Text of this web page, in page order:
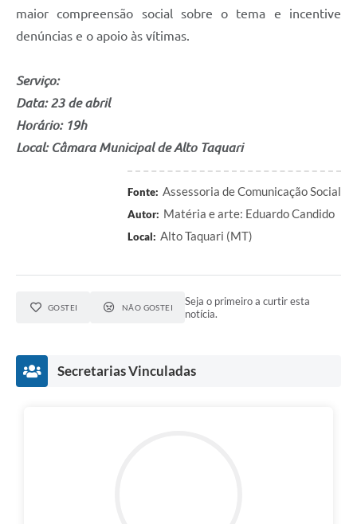
maior compreensão social sobre o tema e incentive
denúncias e o apoio às vítimas.
Serviço:
Data: 23 de abril
Horário: 19h
Local: Câmara Municipal de Alto Taquari
Fonte: Assessoria de Comunicação Social
Autor: Matéria e arte: Eduardo Candido
Local: Alto Taquari (MT)
GOSTEI NÃO GOSTEI
Seja o primeiro a curtir esta
notícia.
Secretarias Vinculadas